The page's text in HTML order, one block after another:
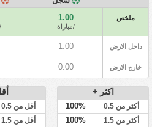
ملخص 1.00
/مباراة
داخل الارض 1.00
خارج الارض 0.00
اكثر +
أكثر من 0.5 100%
أكثر من 1.5 100%
أقل من 0.5
أقل من 1.5